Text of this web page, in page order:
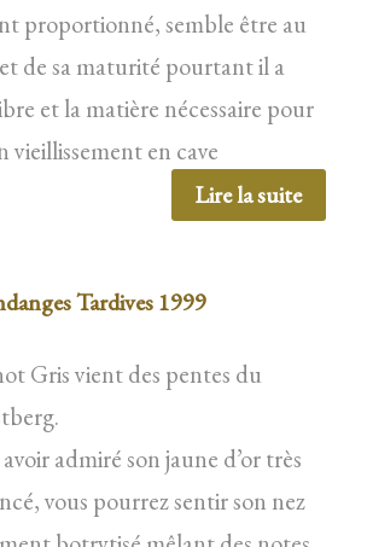
proportionné, semble être au
de sa maturité pourtant il a
et la matière nécessaire pour
vieillissement en cave
Lire la suite
Tardives 1999
Gris vient des pentes du
admiré son jaune d’or très
vous pourrez sentir son nez